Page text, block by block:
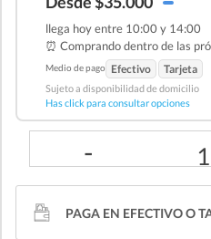
llega hoy entre 10:00 y 14:00
⏰ Comprando dentro de las
Medio de pago Efectivo Tarjeta
Sujeto a disponibilidad de domicilio
Has click para consultar opciones
- 1
PAGA EN EFECTIVO O